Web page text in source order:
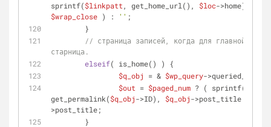
sprintf($linkpatt , get_home_url(), $loc->home) .
$wrap_close ) : '' ;
	}
// страница записей, когда для главной
старница.
elseif( is_home() ) {
$q_obj
= & $wp_query-
$out = $paged_num ? ( sprintf(
get_permalink($q_obj->ID), $q_obj->post_title ) .
>post_title;
	}